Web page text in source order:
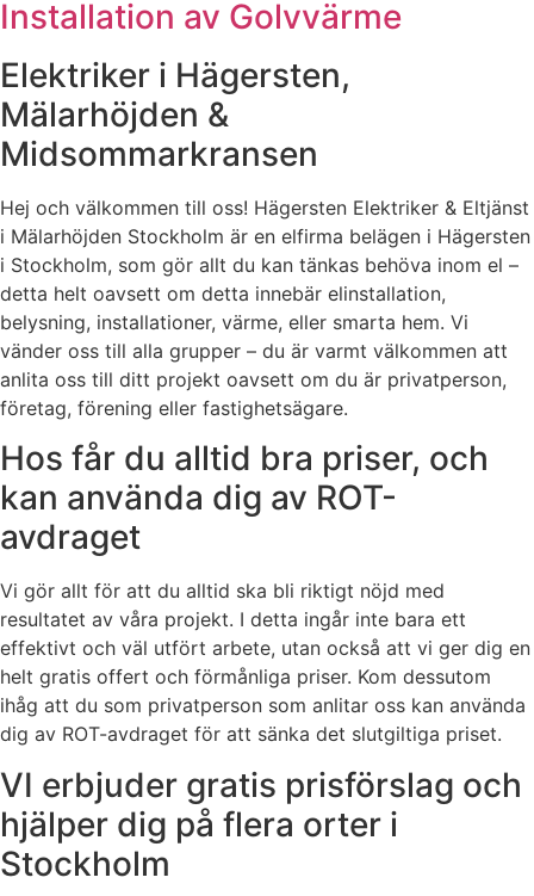
Installation av Golvvärme
Elektriker i Hägersten,
Mälarhöjden &
Midsommarkransen
Hej och välkommen till oss! Hägersten Elektriker & Eltjänst
i Mälarhöjden Stockholm är en elfirma belägen i Hägersten
i Stockholm, som gör allt du kan tänkas behöva inom el –
detta helt oavsett om detta innebär elinstallation,
belysning, installationer, värme, eller smarta hem. Vi
vänder oss till alla grupper – du är varmt välkommen att
anlita oss till ditt projekt oavsett om du är privatperson,
företag, förening eller fastighetsägare.
Hos får du alltid bra priser, och
kan använda dig av ROT-
avdraget
Vi gör allt för att du alltid ska bli riktigt nöjd med
resultatet av våra projekt. I detta ingår inte bara ett
effektivt och väl utfört arbete, utan också att vi ger dig en
helt gratis offert och förmånliga priser. Kom dessutom
ihåg att du som privatperson som anlitar oss kan använda
dig av ROT-avdraget för att sänka det slutgiltiga priset.
VI erbjuder gratis prisförslag och
hjälper dig på flera orter i
Stockholm